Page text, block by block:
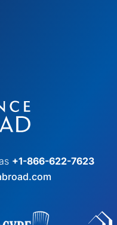
+1-866-622-7623